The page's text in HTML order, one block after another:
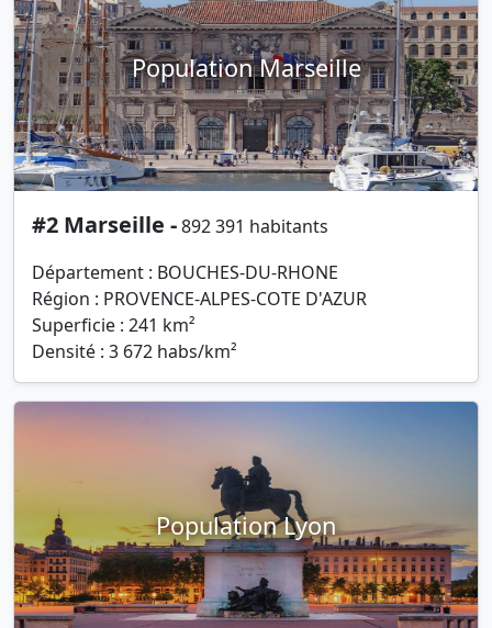
Population Marseille
#2 Marseille -892 391 habitants
Département : BOUCHES-DU-RHONE
Région : PROVENCE-ALPES-COTE D'AZUR
Superficie : 241 km²
Densité : 3 672 habs/km²
Population Lyon